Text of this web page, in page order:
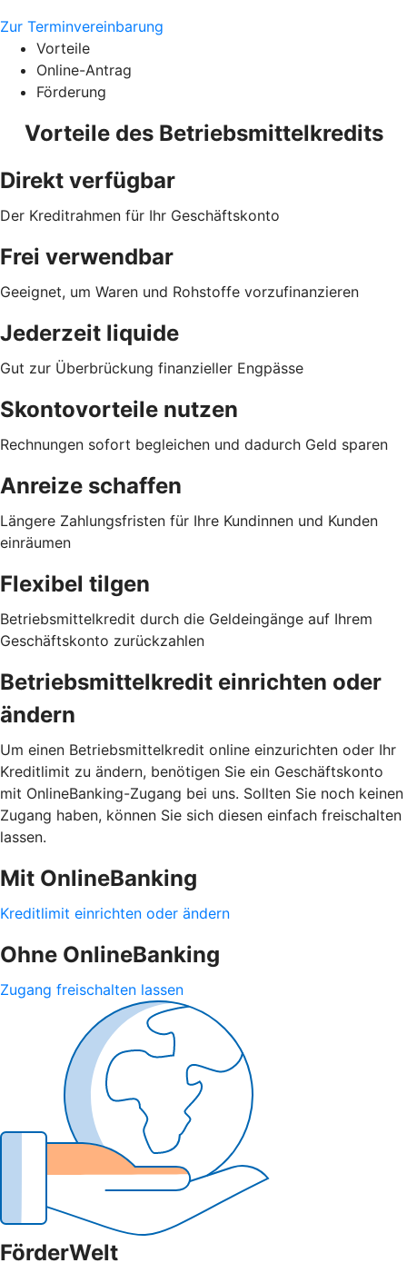
Zur Terminvereinbarung
Vorteile
Online-Antrag
Förderung
Vorteile des Betriebsmittelkredits
Direkt verfügbar
Der Kreditrahmen für Ihr Geschäftskonto
Frei verwendbar
Geeignet, um Waren und Rohstoffe vorzufinanzieren
Jederzeit liquide
Gut zur Überbrückung finanzieller Engpässe
Skontovorteile nutzen
Rechnungen sofort begleichen und dadurch Geld sparen
Anreize schaffen
Längere Zahlungsfristen für Ihre Kundinnen und Kunden
einräumen
Flexibel tilgen
Betriebsmittelkredit durch die Geldeingänge auf Ihrem
Geschäftskonto zurückzahlen
Betriebsmittelkredit einrichten oder
ändern
Um einen Betriebsmittelkredit online einzurichten oder Ihr
Kreditlimit zu ändern, benötigen Sie ein Geschäftskonto
mit OnlineBanking-Zugang bei uns. Sollten Sie noch keinen
Zugang haben, können Sie sich diesen einfach freischalten
lassen.
Mit OnlineBanking
Kreditlimit einrichten oder ändern
Ohne OnlineBanking
Zugang freischalten lassen
FörderWelt